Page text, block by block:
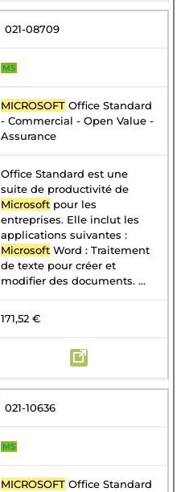
021-08709
MS
MICROSOFT Office Standard
- Commercial - Open Value -
Assurance
Office Standard est une
suite de productivité de
Microsoft pour les
entreprises. Elle inclut les
applications suivantes :
Microsoft Word : Traitement
de texte pour créer et
modifier des documents. ...
171,52 €
021-10636
MS
MICROSOFT Office Standard